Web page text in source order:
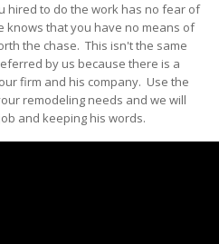
hired to do the work has no fear of
knows that you have no means of
the chase. This isn't the same
by us because there is a
firm and his company. Use the
remodeling needs and we will
and keeping his words.